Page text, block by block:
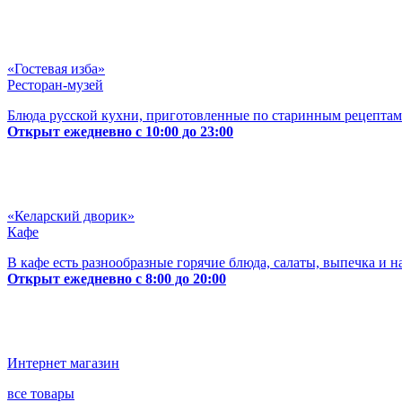
«Гостевая изба»
Ресторан-музей
Блюда русской кухни, приготовленные по старинным
Открыт ежедневно с 10:00 до 23:00
«Келарский дворик»
Кафе
В кафе есть разнообразные горячие блюда, салаты, выпечка и
Открыт ежедневно с 8:00 до 20:00
Интернет магазин
все товары